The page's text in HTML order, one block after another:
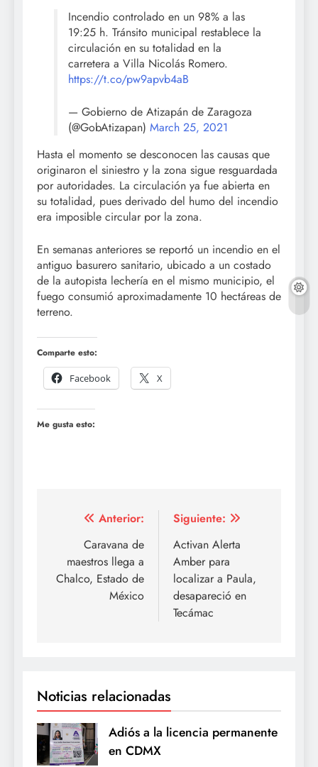
Incendio controlado en un 98% a las
19:25 h. Tránsito municipal restablece la
circulación en su totalidad en la
carretera a Villa Nicolás Romero.
https://t.co/pw9apvb4aB
— Gobierno de Atizapán de Zaragoza
(@GobAtizapan) March 25, 2021
Hasta el momento se desconocen las causas que
originaron el siniestro y la zona sigue resguardada
por autoridades. La circulación ya fue abierta en
su totalidad, pues derivado del humo del incendio
era imposible circular por la zona.
En semanas anteriores se reportó un incendio en el
antiguo basurero sanitario, ubicado a un costado
de la autopista lechería en el mismo municipio, el
fuego consumió aproximadamente 10 hectáreas de
terreno.
Comparte esto:
Facebook
X
Me gusta esto:
Navegación
entradas
Anterior:
Caravana de
maestros llega a
Chalco, Estado de
México
Siguiente:
Activan Alerta
Amber para
localizar a Paula,
desapareció en
Tecámac
Noticias relacionadas
Adiós a la licencia permanente
en CDMX